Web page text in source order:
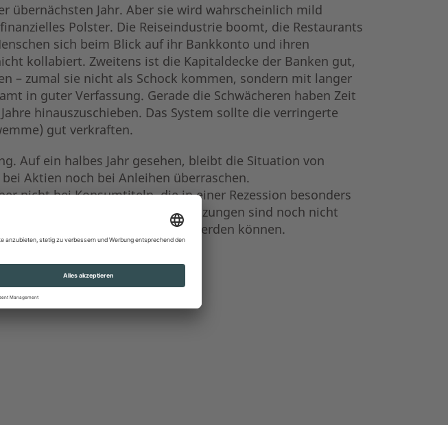
übernächsten Jahr. Aber sie wird wahrscheinlich mild
Polster. Die Reiseindustrie boomt, die Restaurants
sich beim Blick auf ihr Bankkonto und ihren
kollabiert. Zweitens ist die Kapitaldecke der Banken gut,
– zumal sie nicht als Schock kommen, sondern mit langer
in guter Verfassung. Gerade die Schwächeren haben Zeit
hinauszuschieben. Das System sollte die verringerte
gut verkraften.
Auf ein halbes Jahr gesehen, bleibt die Situation von
Aktien noch bei Anleihen überraschen.
nicht bei Konsumtiteln, die in einer Rezession besonders
ermäßigt, die Gewinnschätzungen sind noch nicht
den Märkten abgeschlossen werden können.